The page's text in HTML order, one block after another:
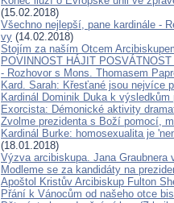
(15.02.2018)
Všechno nejlepší, pane kardinále -
vy (14.02.2018)
Stojím za naším Otcem
POVINNOST HÁJIT
- Rozhovor s Mons. Thomasem
Kard. Sarah: Křesťané jsou nejvíce
Kardinál Dominik Duka k
Exorcista: Démonické aktivity
Zvolme prezidenta s Boží pomocí,
Kardinál Burke: homosexualita je
(18.01.2018)
Výzva arcibiskupa. Jana Graubnera
Modleme se za kandidáty na
Apoštol Kristův Arcibiskup Fulton
Přání k Vánocům od našeho otce